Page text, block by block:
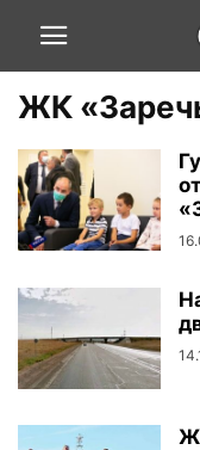
ЖК